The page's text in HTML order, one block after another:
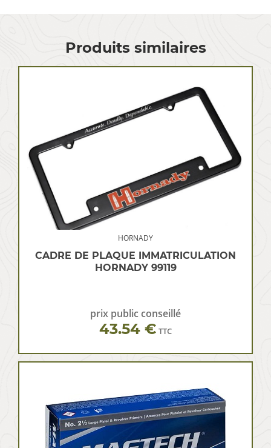
Produits similaires
HORNADY
CADRE DE PLAQUE IMMATRICULATION
HORNADY 99119
prix public conseillé
43.54 € TTC